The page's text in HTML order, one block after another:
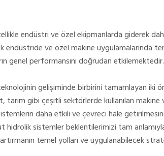
endüstri ve özel ekipmanlarda giderek
endüstride ve özel makine uygulamalarında
genel performansını doğrudan etkilemektedir.
gelişiminde birbirini tamamlayan iki
tarım gibi çeşitli sektörlerde kullanılan makine
daha etkili ve çevreci hale
hidrolik sistemler beklentilerimizi tam
temel yolları ve uygulanabilecek